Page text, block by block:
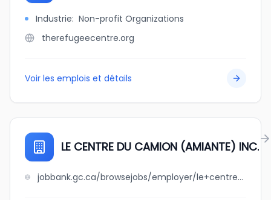
Industrie: Non-profit Organizations
therefugeecentre.org
Voir les emplois et détails
LE CENTRE DU CAMION (AMIANTE) INC.
jobbank.gc.ca/browsejobs/employer/le+centre+du+camion+%28amiante%29+inc./ca